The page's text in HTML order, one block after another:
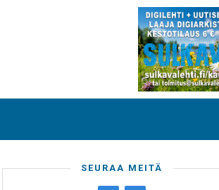
SEURAA MEITÄ